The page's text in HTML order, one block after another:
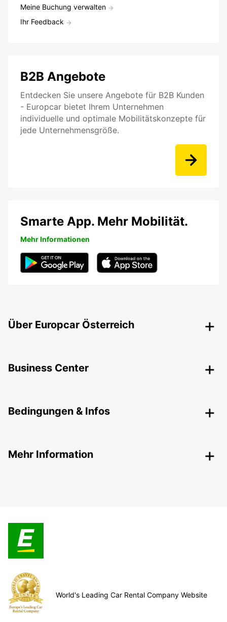
Meine Buchung verwalten
Ihr Feedback
B2B Angebote
Entdecken Sie unsere Angebote für B2B Kunden
- Europcar bietet Ihrem Unternehmen
individuelle und optimale Mobilitätskonzepte für
jede Unternehmensgröße.
Smarte App. Mehr Mobilität.
Mehr Informationen
Über Europcar Österreich
Business Center
Bedingungen & Infos
Mehr Information
World's Leading Car Rental Company Website